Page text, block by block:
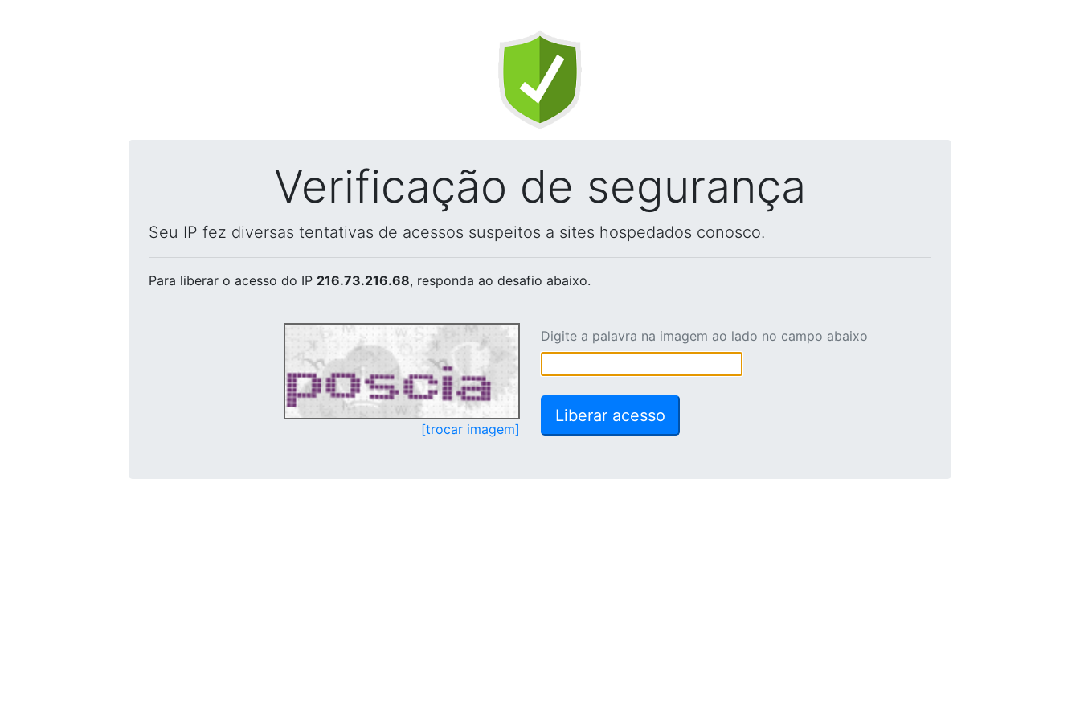
Verificação de segurança
Seu IP fez diversas tentativas de acessos suspeitos a sites hospedados conosco.
Para liberar o acesso do IP 216.73.216.68, responda ao desafio abaixo.
[trocar imagem]
Digite a palavra na imagem ao lado no campo abaixo